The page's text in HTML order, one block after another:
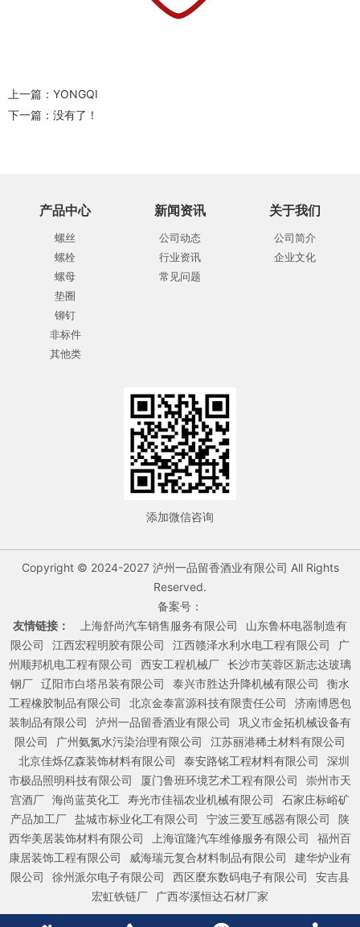
上一篇： YONGQI
下一篇：没有了！
产品中心
螺丝
螺栓
螺母
垫圈
铆钉
非标件
其他类
新闻资讯
公司动态
行业资讯
常见问题
关于我们
公司简介
企业文化
添加微信咨询
Copyright © 2024-2027 泸州一品留香酒业有限公司 All Rights
Reserved.
备案号：
友情链接：
上海舒尚汽车销售服务有限公司
山东鲁杯电器制造有
限公司
江西宏程明胶有限公司 江西赣泽水利水电工程有限公司
广
州顺邦机电工程有限公司
西安工程机械厂 长沙市芙蓉区新志达玻璃
钢厂 辽阳市白塔吊装有限公司 泰兴市胜达升降机械有限公司
衡水
工程橡胶制品有限公司
北京金泰富源科技有限责任公司
济南博恩包
装制品有限公司
泸州一品留香酒业有限公司
巩义市金拓机械设备有
限公司
广州氨氮水污染治理有限公司
江苏丽港稀土材料有限公司
北京佳烁亿森装饰材料有限公司
泰安路铭工程材料有限公司
深圳
市极品照明科技有限公司
厦门鲁班环境艺术工程有限公司
崇州市天
宫酒厂 海尚蓝英化工 寿光市佳福农业机械有限公司
石家庄标峪矿
产品加工厂 盐城市标业化工有限公司 宁波三爱互感器有限公司
陕
西华美居装饰材料有限公司
上海谊隆汽车维修服务有限公司
福州百
康居装饰工程有限公司
威海瑞元复合材料制品有限公司
建华炉业有
限公司
徐州派尔电子有限公司 西区麼东数码电子有限公司
安吉县
宏虹铁链厂
广西岑溪恒达石材厂家